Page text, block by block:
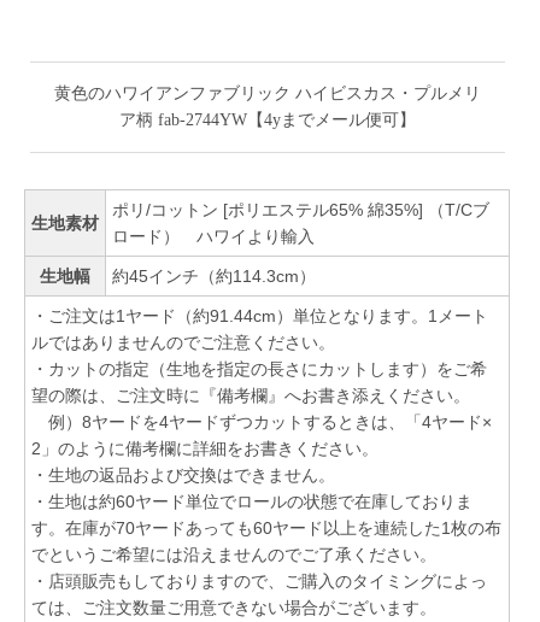
黄色のハワイアンファブリック ハイビスカス・プルメリ
ア柄 fab-2744YW【4yまでメール便可】
生地素材
ポリ/コットン [ポリエステル65% 綿35%] （T/Cブ
ロード） ハワイより輸入
生地幅 約45インチ（約114.3cm）
・ご注文は1ヤード（約91.44cm）単位となります。1メート
ルではありませんのでご注意ください。
・カットの指定（生地を指定の長さにカットします）をご希
望の際は、ご注文時に『備考欄』へお書き添えください。
例）8ヤードを4ヤードずつカットするときは、「4ヤード×
2」のように備考欄に詳細をお書きください。
・生地の返品および交換はできません。
・生地は約60ヤード単位でロールの状態で在庫しておりま
す。在庫が70ヤードあっても60ヤード以上を連続した1枚の布
でというご希望には沿えませんのでご了承ください。
・店頭販売もしておりますので、ご購入のタイミングによっ
ては、ご注文数量ご用意できない場合がございます。